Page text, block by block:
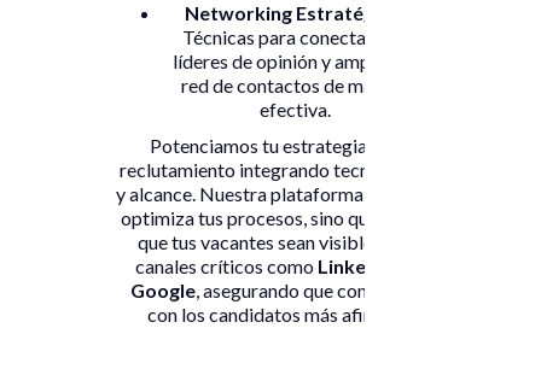
Networking Estratégico:
Técnicas para conectar con
líderes de opinión y ampliar tu
red de contactos de manera
efectiva.
Potenciamos tu estrategia de
reclutamiento integrando tecnología
y alcance. Nuestra plataforma no solo
optimiza tus procesos, sino que hace
que tus vacantes sean visibles en
canales críticos como LinkedIn
Google, asegurando que conectes
con los candidatos más afines.